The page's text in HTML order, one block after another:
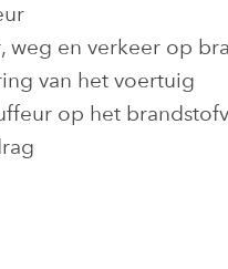
weg en verkeer op
van het voertuig
op het